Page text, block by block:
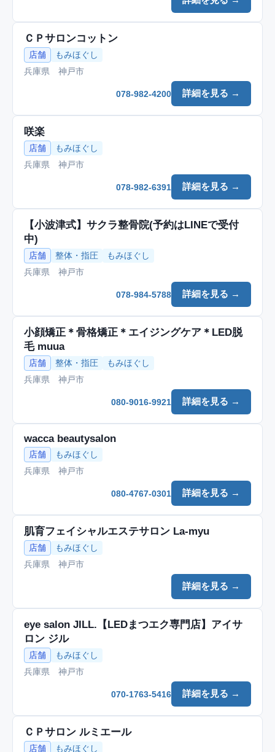
ＣＰサロンコットン
店舗
もみほぐし
兵庫県 神戸市
詳細を見る →
078-982-4200
咲楽
店舗
もみほぐし
兵庫県 神戸市
詳細を見る →
078-982-6391
【小波津式】サクラ整骨院(予約はLINEで受付
中)
店舗 整体・指圧
もみほぐし
兵庫県 神戸市
詳細を見る →
078-984-5788
小顔矯正＊骨格矯正＊エイジングケア＊LED脱
毛 muua
店舗 整体・指圧
もみほぐし
兵庫県 神戸市
詳細を見る →
080-9016-9921
wacca beautysalon
店舗
もみほぐし
兵庫県 神戸市
詳細を見る →
080-4767-0301
肌育フェイシャルエステサロン La-myu
店舗
もみほぐし
兵庫県 神戸市
詳細を見る →
eye salon JILL.【LEDまつエク専門店】アイサ
ロン ジル
店舗
もみほぐし
兵庫県 神戸市
詳細を見る →
070-1763-5416
ＣＰサロン ルミエール
店舗
もみほぐし